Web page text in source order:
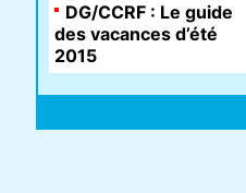
DG/CCRF : Le guide
des vacances d’été
2015